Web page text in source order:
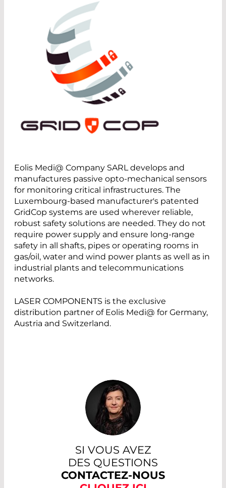
Eolis Medi@ Company SARL develops and
manufactures passive opto-mechanical sensors
for monitoring critical infrastructures. The
Luxembourg-based manufacturer's patented
GridCop systems are used wherever reliable,
robust safety solutions are needed. They do not
require power supply and ensure long-range
safety in all shafts, pipes or operating rooms in
gas/oil, water and wind power plants as well as in
industrial plants and telecommunications
networks.
LASER COMPONENTS is the exclusive
distribution partner of Eolis Medi@ for Germany,
Austria and Switzerland.
SI VOUS AVEZ
DES QUESTIONS
CONTACTEZ-NOUS